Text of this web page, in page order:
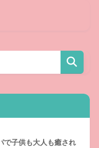
で子供も大人も癒され